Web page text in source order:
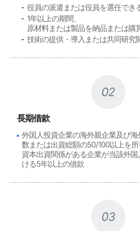
役員の派遣または役員を選任でき
1年以上の期間、
原材料または製品を納品または購
技術の提供・導入または共同研究
02
長期借款
外国人投資企業の海外親企業及び
数または出資総額の50/100以上を所
資本出資関係がある企業が当該外
ける5年以上の借款
03